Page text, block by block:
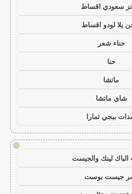
سعودي اقساط
يلا لودو اقساط
حناء شعر
حنا
ماتشا
شاي ماتشا
ببجي تمارا
!
لينك والجيست
جيست بوست